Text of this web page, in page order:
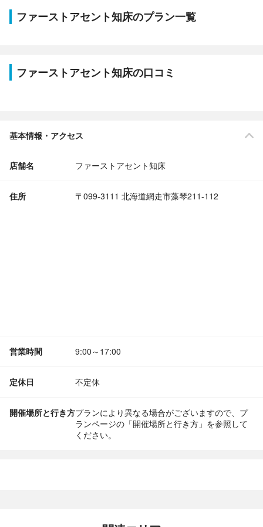
ファーストアセント知床のプラン一覧
ファーストアセント知床の口コミ
基本情報・アクセス
店舗名 ファーストアセント知床
住所 〒099-3111 北海道網走市藻琴211-112
営業時間 9:00～17:00
定休日 不定休
開催場所と行き方プランにより異なる場合がございますので、プ
ランページの「開催場所と行き方」を参照して
ください。